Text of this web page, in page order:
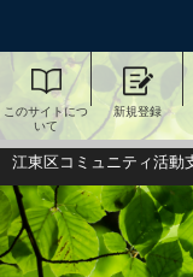
このサイトにつ
いて
新規登録
江東区コミュニティ活動